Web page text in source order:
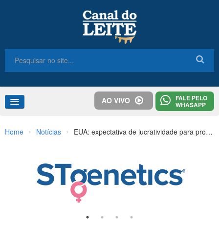
FALE PELO
WHASAPP
AO VIVO
Destaques
Notícias
Home › Notícias › EUA: expectativa de lucratividade para produtores de leite em 2023